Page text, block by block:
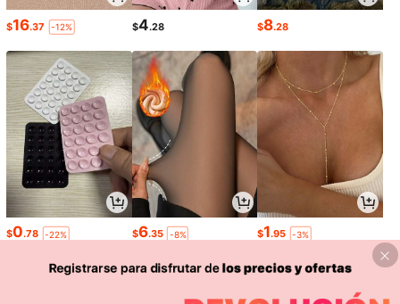
$16.37 -12% $4.28 $8.28
$0.78 -22% $6.35 -8% $1.95 -3%